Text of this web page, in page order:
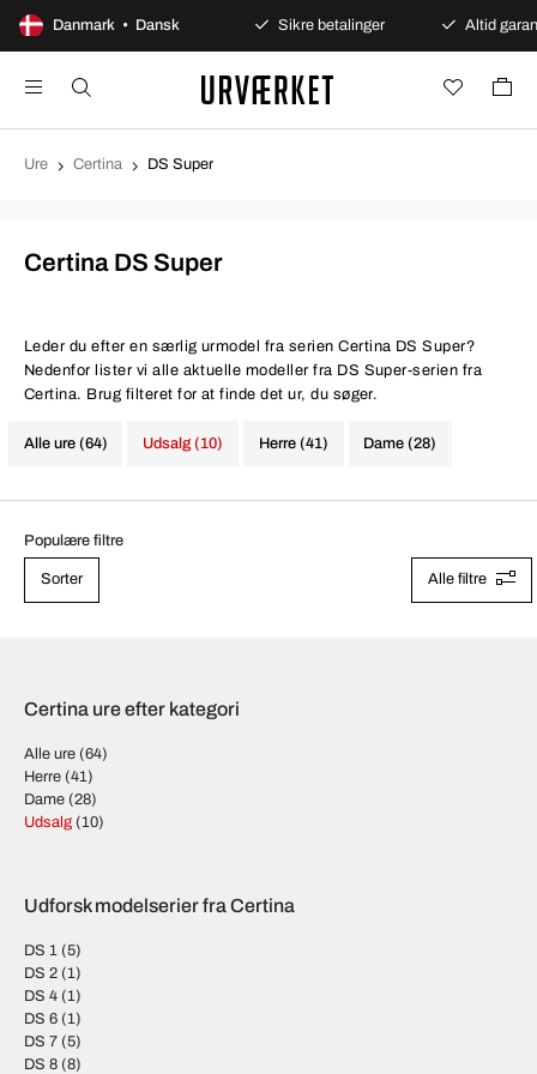
Danmark • Dansk
100 dages åbent køb Sikre betalinger Altid
Ure Certina DS Super
Certina DS Super
Leder du efter en særlig urmodel fra serien Certina DS Super?
Nedenfor lister vi alle aktuelle modeller fra DS Super-serien fra
Certina. Brug filteret for at finde det ur, du søger.
Alle ure (64) Herre (41) Dame (28)
Udsalg (10)
Populære filtre
Sorter Alle filtre
Certina ure efter kategori
Alle ure (64)
Herre (41)
Dame (28)
Udsalg (10)
Udforsk modelserier fra Certina
DS 1 (5)
DS 2 (1)
DS 4 (1)
DS 6 (1)
DS 7 (5)
DS 8 (8)